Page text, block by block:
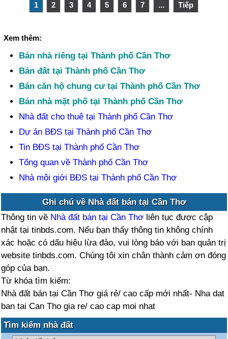
1 2 3 4 5 6 7 ... Tiếp
Xem thêm:
Bán nhà riêng tại Thành phố Cần Thơ
Bán đất tại Thành phố Cần Thơ
Bán căn hộ chung cư tại Thành phố Cần Thơ
Bán nhà mặt phố tại Thành phố Cần Thơ
Nhà đất cho thuê tại Thành phố Cần Thơ
Dự án BĐS tại Thành phố Cần Thơ
Tin BĐS tại Thành phố Cần Thơ
Tổng quan về Thành phố Cần Thơ
Nhà môi giới BĐS tại Thành phố Cần Thơ
Ghi chú về Nhà đất bán tại Cần Thơ
Thông tin về Nhà đất bán tại Cần Thơ liên tục được cập
nhật tại tinbds.com. Nếu bạn thấy thông tin không chính
xác hoặc có dấu hiệu lừa đảo, vui lòng báo với ban quản trị
website tinbds.com. Chúng tôi xin chân thành cảm ơn đóng
góp của bạn.
Từ khóa tìm kiếm:
Nhà đất bán tại Cần Thơ giá rẻ/ cao cấp mới nhất- Nha dat
ban tai Can Tho gia re/ cao cap moi nhat
Tìm kiếm nhà đất